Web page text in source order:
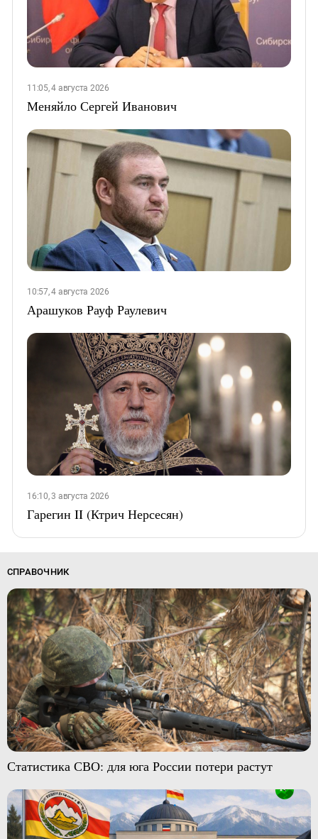
11:05, 4 августа 2026
Меняйло Сергей Иванович
10:57, 4 августа 2026
Арашуков Рауф Раулевич
16:10, 3 августа 2026
Гарегин II (Ктрич Нерсесян)
СПРАВОЧНИК
Статистика СВО: для юга России потери растут